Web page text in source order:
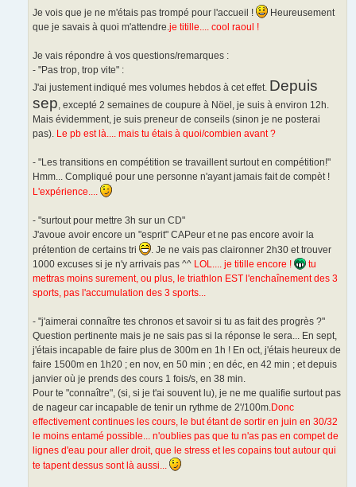
Je vois que je ne m'étais pas trompé pour l'accueil !
Heureusement
que je savais à quoi m'attendre.je titille.... cool raoul !
Je vais répondre à vos questions/remarques :
- "Pas trop, trop vite" :
J'ai justement indiqué mes volumes hebdos à cet effet. Depuis
sep, excepté 2 semaines de coupure à Nöel, je suis à environ 12h.
Mais évidemment, je suis preneur de conseils (sinon je ne posterai
pas). Le pb est là.... mais tu étais à quoi/combien avant ?
- "Les transitions en compétition se travaillent surtout en compétition!"
Hmm... Compliqué pour une personne n'ayant jamais fait de compèt !
L'expérience....
- "surtout pour mettre 3h sur un CD"
J'avoue avoir encore un "esprit" CAPeur et ne pas encore avoir la
prétention de certains tri
. Je ne vais pas claironner 2h30 et trouver
1000 excuses si je n'y arrivais pas ^^ LOL.... je titille encore !
tu
mettras moins surement, ou plus, le triathlon EST l'enchaînement des 3
sports, pas l'accumulation des 3 sports...
- "j'aimerai connaître tes chronos et savoir si tu as fait des progrès ?"
Question pertinente mais je ne sais pas si la réponse le sera... En sept,
j'étais incapable de faire plus de 300m en 1h ! En oct, j'étais heureux de
faire 1500m en 1h20 ; en nov, en 50 min ; en déc, en 42 min ; et depuis
janvier où je prends des cours 1 fois/s, en 38 min.
Pour te "connaître", (si, si je t'ai souvent lu), je ne me qualifie surtout pas
de nageur car incapable de tenir un rythme de 2'/100m.Donc
effectivement continues les cours, le but étant de sortir en juin en 30/32
le moins entamé possible... n'oublies pas que tu n'as pas en compet de
lignes d'eau pour aller droit, que le stress et les copains tout autour qui
te tapent dessus sont là aussi...